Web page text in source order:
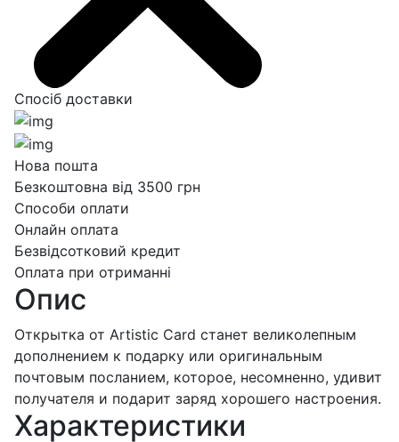
Спосіб доставки
Нова пошта
Безкоштовна від 3500 грн
Способи оплати
Онлайн оплата
Безвідсотковий кредит
Оплата при отриманні
Опис
Открытка от Artistic Card станет великолепным
дополнением к подарку или оригинальным
почтовым посланием, которое, несомненно, удивит
получателя и подарит заряд хорошего настроения.
Характеристики